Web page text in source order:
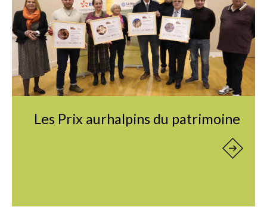
Les Prix aurhalpins du patrimoine